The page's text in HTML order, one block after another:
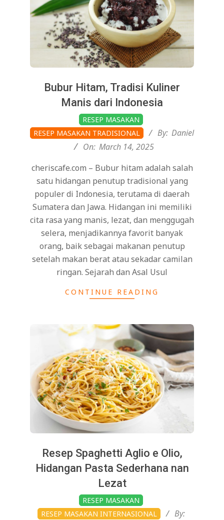
Bubur Hitam, Tradisi Kuliner
Manis dari Indonesia
03-
14
RESEP MASAKAN
RESEP MASAKAN TRADISIONAL
By: Daniel
On: March 14, 2025
cheriscafe.com – Bubur hitam adalah salah
satu hidangan penutup tradisional yang
populer di Indonesia, terutama di daerah
Sumatera dan Jawa. Hidangan ini memiliki
cita rasa yang manis, lezat, dan menggugah
selera, menjadikannya favorit banyak
orang, baik sebagai makanan penutup
setelah makan berat atau sekadar camilan
ringan. Sejarah dan Asal Usul
CONTINUE READING
Resep Spaghetti Aglio e Olio,
Hidangan Pasta Sederhana nan
Lezat
03-
RESEP MASAKAN
RESEP MASAKAN INTERNASIONAL
By: